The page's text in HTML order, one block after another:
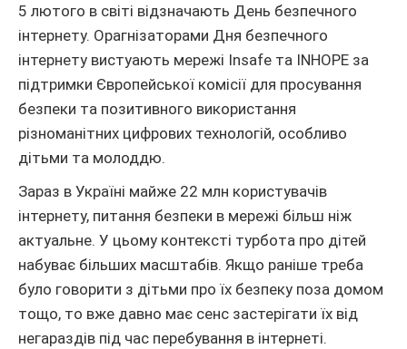
5 лютого в світі відзначають День безпечного
інтернету. Орагнізаторами Дня безпечного
інтернету вистуають мережі Insafe та INHOPE за
підтримки Європейської комісії для просування
безпеки та позитивного використання
різноманітних цифрових технологій, особливо
дітьми та молоддю.
Зараз в Україні майже 22 млн користувачів
інтернету, питання безпеки в мережі більш ніж
актуальне. У цьому контексті турбота про дітей
набуває більших масштабів. Якщо раніше треба
було говорити з дітьми про їх безпеку поза домом
тощо, то вже давно має сенс застерігати їх від
негараздів під час перебування в інтернеті.